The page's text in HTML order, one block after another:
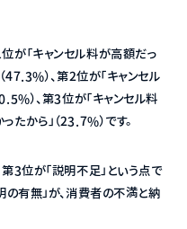
が「キャンセル料が高額だっ
47.3%）、第2位が「キャンセル
）、第3位が「キャンセル料
たから」（23.7%）です。
3位が「説明不足」という点で
の有無」が、消費者の不満と納